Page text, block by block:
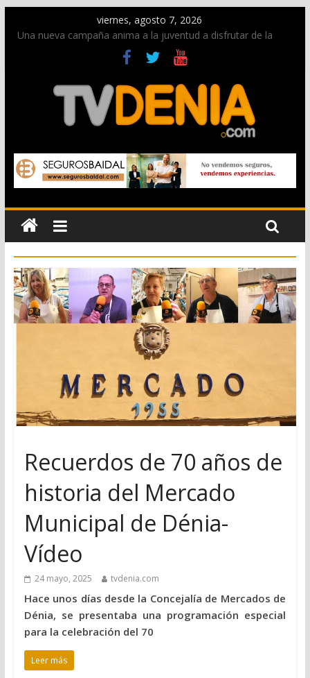
viernes, agosto 7, 2026
Una nueva campaña anima a la juventud a disfrutar de la
Paco Adsuar dona al Arxiu de Dénia más de 50.000 imágenes
de la memoria visual de la ciudad
La Entraeta Festera llena de ambiente la calle Marqués de
Campo con la recepción a la Capitanía Cristiana
El XII Festival de Jazz de Dénia reunirá durante agosto a
figuras nacionales e internacionales en los Jardins de
Torrecremada
Los Moros y Cristianos 2026 reciben las llaves de la ciudad y
dan inicio a las fiestas en Dénia
Recuerdos de 70 años de
historia del Mercado
Municipal de Dénia-
Vídeo
24 mayo, 2025 tvdenia.com
Hace unos días desde la Concejalía de Mercados de
Dénia, se presentaba una programación especial
para la celebración del 70
Leer más